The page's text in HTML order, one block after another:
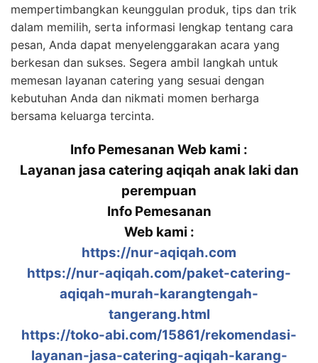
mempertimbangkan keunggulan produk, tips dan trik
dalam memilih, serta informasi lengkap tentang cara
pesan, Anda dapat menyelenggarakan acara yang
berkesan dan sukses. Segera ambil langkah untuk
memesan layanan catering yang sesuai dengan
kebutuhan Anda dan nikmati momen berharga
bersama keluarga tercinta.
Info Pemesanan Web kami :
Layanan jasa catering aqiqah anak laki dan
perempuan
Info Pemesanan
Web kami :
https://nur-aqiqah.com
https://nur-aqiqah.com/paket-catering-
aqiqah-murah-karangtengah-
tangerang.html
https://toko-abi.com/15861/rekomendasi-
layanan-jasa-catering-aqiqah-karang-